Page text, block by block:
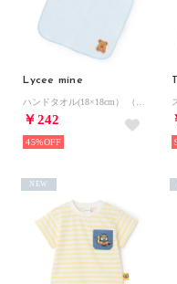
Lycee mine
￥242
45%
NEW